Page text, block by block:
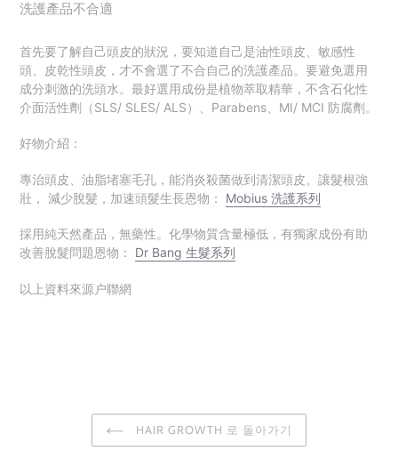
洗護產品不合適
首先要了解自己頭皮的狀況，要知道自己是油性頭皮、敏感性
頭、皮乾性頭皮，才不會選了不合自己的洗護產品。要避免選用
成分刺激的洗頭水。最好選用成份是植物萃取精華，不含石化性
介面活性劑（SLS/ SLES/ ALS）、Parabens、MI/ MCI 防腐劑。
好物介紹：
專治頭皮、油脂堵塞毛孔，能消炎殺菌做到清潔頭皮。讓髮根強
壯， 減少脫髮， 加速頭髮生長恩物： Mobius 洗護系列
採用純天然產品，無藥性。化學物質含量極低，有獨家成份有助
改善脫髮問題恩物： Dr Bang 生髮系列
以上資料來源户聯網
HAIR GROWTH 로 돌아가기